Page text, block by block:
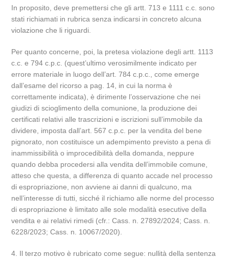
In proposito, deve premettersi che gli artt. 713 e 1111 c.c. sono
stati richiamati in rubrica senza indicarsi in concreto alcuna
violazione che li riguardi.
Per quanto concerne, poi, la pretesa violazione degli artt. 1113
c.c. e 794 c.p.c. (quest’ultimo verosimilmente indicato per
errore materiale in luogo dell’art. 784 c.p.c., come emerge
dall’esame del ricorso a pag. 14, in cui la norma è
correttamente indicata), è dirimente l’osservazione che nei
giudizi di scioglimento della comunione, la produzione dei
certificati relativi alle trascrizioni e iscrizioni sull’immobile da
dividere, imposta dall’art. 567 c.p.c. per la vendita del bene
pignorato, non costituisce un adempimento previsto a pena di
inammissibilità o improcedibilità della domanda, neppure
quando debba procedersi alla vendita dell’immobile comune,
atteso che questa, a differenza di quanto accade nel processo
di espropriazione, non avviene ai danni di qualcuno, ma
nell’interesse di tutti, sicché il richiamo alle norme del processo
di espropriazione è limitato alle sole modalità esecutive della
vendita e ai relativi rimedi (cfr.: Cass. n. 27892/2024; Cass. n.
6228/2023; Cass. n. 10067/2020).
4. Il terzo motivo è rubricato come segue: nullità della sentenza